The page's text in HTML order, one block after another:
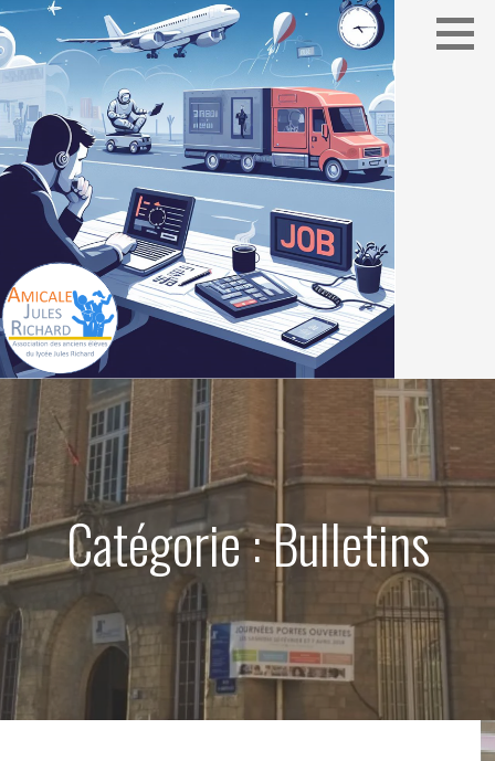
AMICALE JULES RICHARD
Association des élèves du lycée Jules Richard
Catégorie : Bulletins